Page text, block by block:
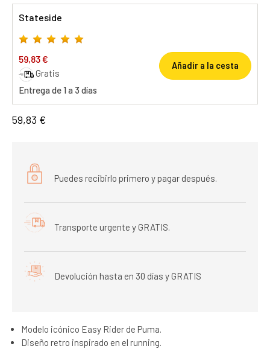
Stateside
59,83 €
Gratis
Entrega de 1 a 3 días
Añadir a la cesta
59,83 €
Puedes recibirlo primero y pagar después.
Transporte urgente y GRATIS.
Devolución hasta en 30 días y GRATIS
Modelo icónico Easy Rider de Puma.
Diseño retro inspirado en el running.